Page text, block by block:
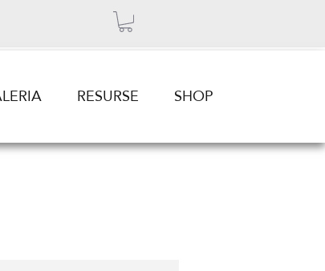
RESURSE SHOP